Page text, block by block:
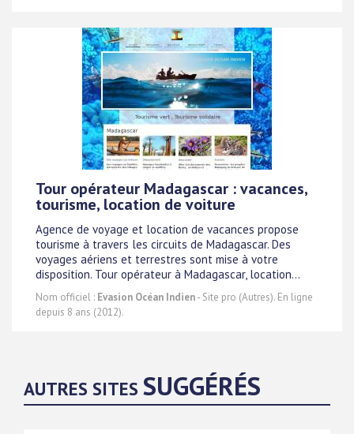
Tour opérateur Madagascar : vacances,
tourisme, location de voiture
Agence de voyage et location de vacances propose
tourisme à travers les circuits de Madagascar. Des
voyages aériens et terrestres sont mise à votre
disposition. Tour opérateur à Madagascar, location...
Nom officiel : Evasion Océan Indien- Site pro (Autres). En ligne
depuis 8 ans (2012).
AUTRES SITES SUGGÉRÉS